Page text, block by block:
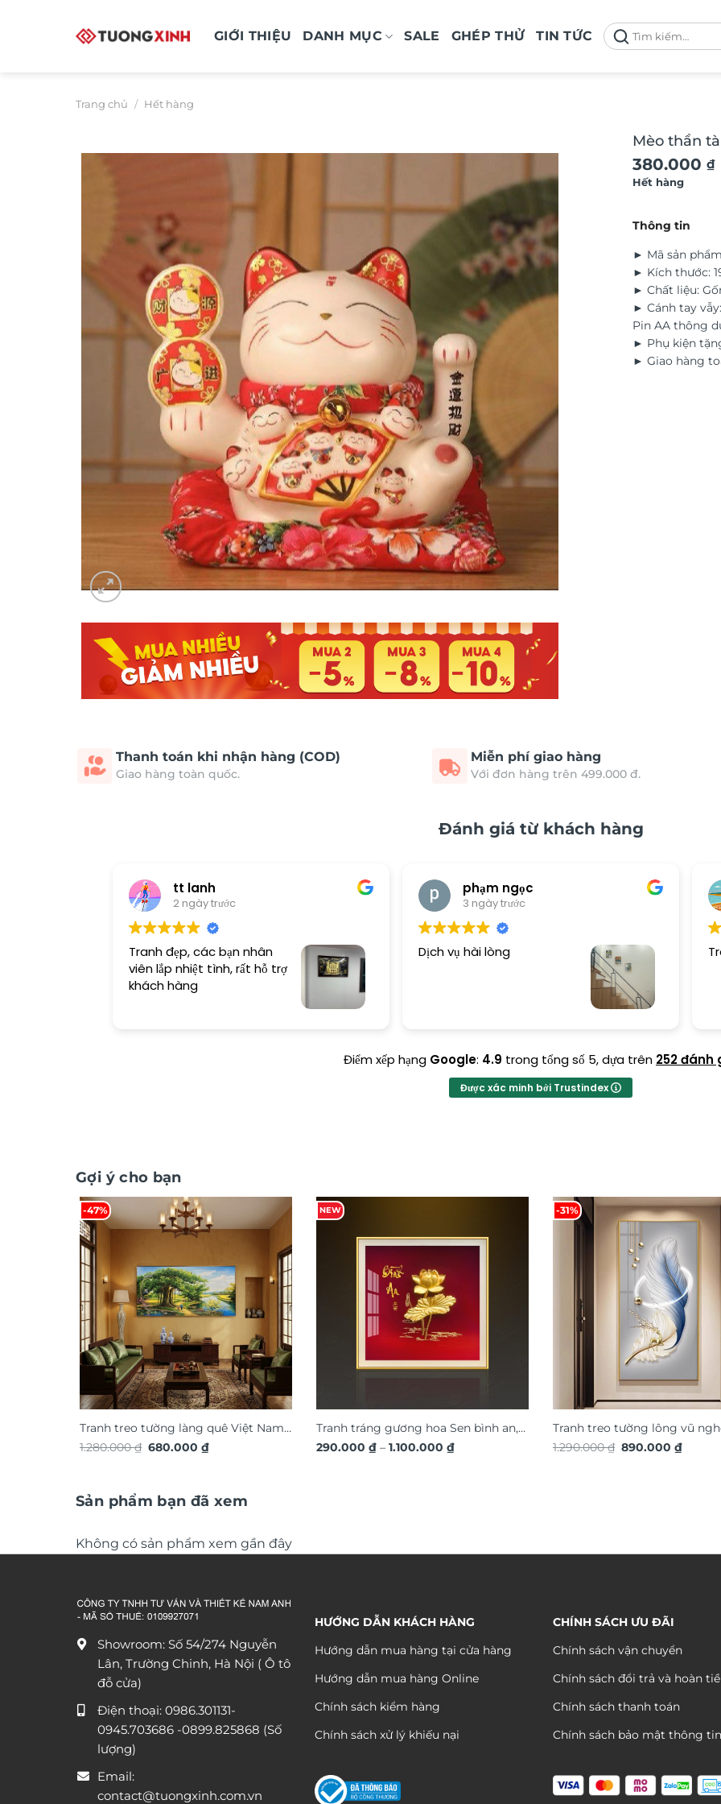
GIỚI THIỆU DANH MỤC SALE GHÉP THỬ TIN TỨC
Tìm
kiếm:
Trang chủ / Hết hàng
Mèo thần
380.000 ₫
Hết hàng
Thông tin
► Mã sản
► Kích thước:
► Chất liệu:
► Cánh tay
Pin AA thông
► Phụ kiện
► Giao hàng
Thanh toán khi nhận hàng (COD)
Giao hàng toàn quốc.
Miễn phí giao hàng
Với đơn hàng trên 499.000 đ.
Đánh giá từ khách hàng
tt lanh
2 ngày trước
Tranh đẹp, các bạn nhân
viên lắp nhiệt tình, rất hỗ trợ
khách hàng
phạm ngọc
3 ngày trước
Dịch vụ hài lòng
Điểm xếp hạng Google: 4.9 trong tổng số 5,dựa trên 252 đánh
Được xác minh bởi Trustindex
Gợi ý cho bạn
-47%
Tranh treo tường làng quê Việt Nam
TG4930S
1.280.000₫ Giá
680.000₫Giá
NEW
Tranh tráng gương hoa Sen bình an,
quà tặng sang trọng ý nghĩa TG4843
290.000₫ – 1.100.000₫Khoảng
-31%
Tranh treo tường lông vũ
TG4933S
1.290.000₫ Giá
890.000₫Giá
Sản phẩm bạn đã xem
Không có sản phẩm xem gần đây
Showroom: Số 54/274 Nguyễn
Lân, Trường Chinh, Hà Nội ( Ô tô
đỗ cửa)
Điện thoại: 0986.301131-
0945.703686 -0899.825868 (Số
lượng)
Email:
contact@tuongxinh.com.vn
HƯỚNG DẪN KHÁCH HÀNG
Hướng dẫn mua hàng tại cửa hàng
Hướng dẫn mua hàng Online
Chính sách kiểm hàng
Chính sách xử lý khiếu nại
CHÍNH SÁCH ƯU ĐÃI
Chính sách vận chuyển
Chính sách đổi trả và hoàn
Chính sách thanh toán
Chính sách bảo mật thông tin